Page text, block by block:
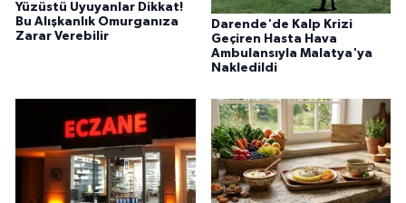
Yüzüstü Uyuyanlar Dikkat!
Bu Alışkanlık Omurganıza
Zarar Verebilir
Darende'de Kalp Krizi
Geçiren Hasta Hava
Ambulansıyla Malatya'ya
Nakledildi